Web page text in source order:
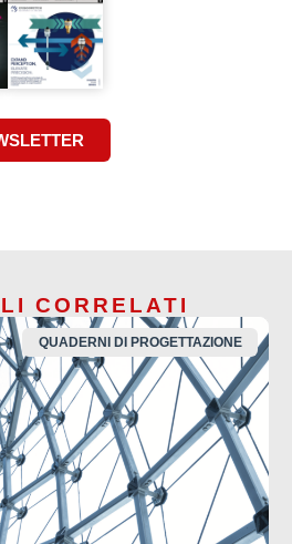
CORRELATI
QUADERNI DI PROGETTAZIONE